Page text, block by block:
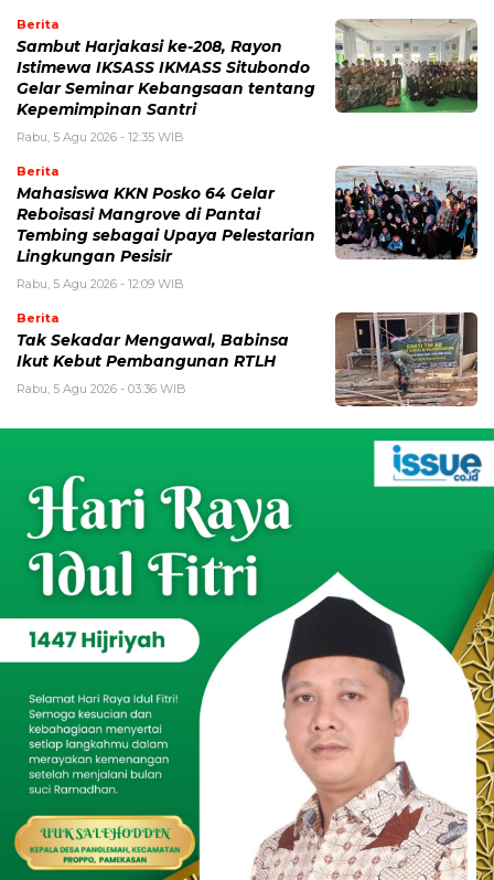
Berita
Sambut Harjakasi ke-208, Rayon
Istimewa IKSASS IKMASS Situbondo
Gelar Seminar Kebangsaan tentang
Kepemimpinan Santri
Rabu, 5 Agu 2026 - 12:35 WIB
Berita
Mahasiswa KKN Posko 64 Gelar
Reboisasi Mangrove di Pantai
Tembing sebagai Upaya Pelestarian
Lingkungan Pesisir
Rabu, 5 Agu 2026 - 12:09 WIB
Berita
Tak Sekadar Mengawal, Babinsa
Ikut Kebut Pembangunan RTLH
Rabu, 5 Agu 2026 - 03:36 WIB